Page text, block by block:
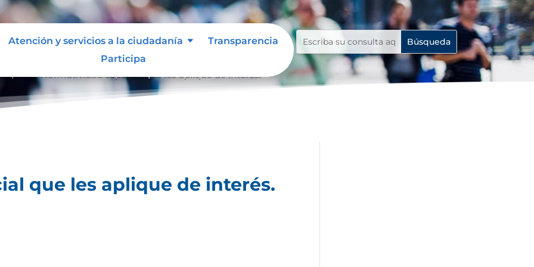
Atención y servicios a la ciudadanía
Transparencia
Participa
que les aplique de interés.